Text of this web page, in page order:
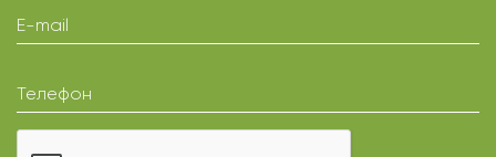
E-mail
Телефон